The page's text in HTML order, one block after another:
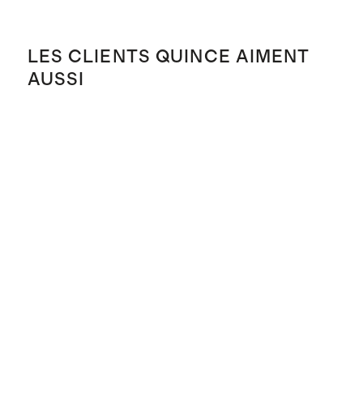
LES CLIENTS QUINCE AIMENT
AUSSI